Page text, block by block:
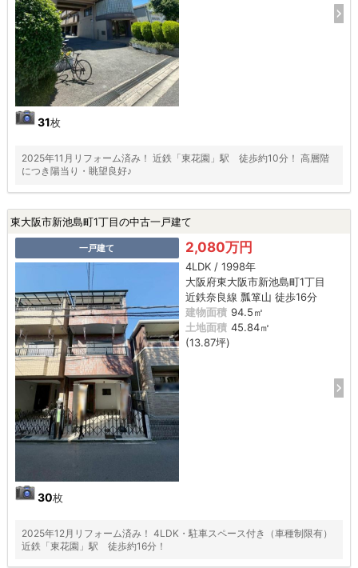
31枚
2025年11月リフォーム済み！ 近鉄「東花園」駅 徒歩約10分！ 高層階
につき陽当り・眺望良好♪
東大阪市新池島町1丁目の中古一戸建て
一戸建て
30枚
2,080万円
4LDK / 1998年
大阪府東大阪市新池島町1丁目
近鉄奈良線 瓢箪山 徒歩16分
建物面積 94.5㎡
土地面積 45.84㎡
(13.87坪)
2025年12月リフォーム済み！ 4LDK・駐車スペース付き（車種制限有）
近鉄「東花園」駅 徒歩約16分！